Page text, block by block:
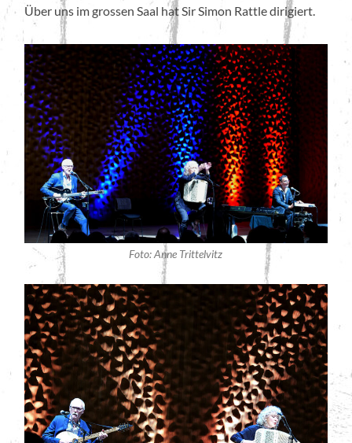
Über uns im grossen Saal hat Sir Simon Rattle dirigiert.
Foto: Anne Trittelvitz